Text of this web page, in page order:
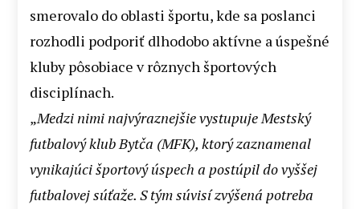
smerovalo do oblasti športu, kde sa poslanci
rozhodli podporiť dlhodobo aktívne a úspešné
kluby pôsobiace v rôznych športových
disciplínach.
„Medzi nimi najvýraznejšie vystupuje Mestský
futbalový klub Bytča (MFK), ktorý zaznamenal
vynikajúci športový úspech a postúpil do vyššej
futbalovej súťaže. S tým súvisí zvýšená potreba